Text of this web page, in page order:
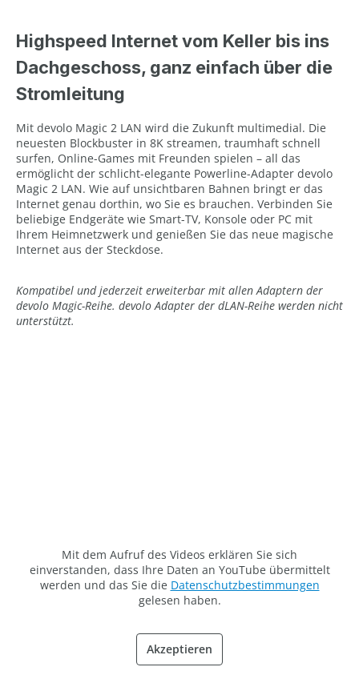
Highspeed Internet vom Keller bis ins
Dachgeschoss, ganz einfach über die
Stromleitung
Mit devolo Magic 2 LAN wird die Zukunft multimedial. Die
neuesten Blockbuster in 8K streamen, traumhaft schnell
surfen, Online-Games mit Freunden spielen – all das
ermöglicht der schlicht-elegante Powerline-Adapter devolo
Magic 2 LAN. Wie auf unsichtbaren Bahnen bringt er das
Internet genau dorthin, wo Sie es brauchen. Verbinden Sie
beliebige Endgeräte wie Smart-TV, Konsole oder PC mit
Ihrem Heimnetzwerk und genießen Sie das neue magische
Internet aus der Steckdose.
Kompatibel und jederzeit erweiterbar mit allen Adaptern der
devolo Magic-Reihe. devolo Adapter der dLAN-Reihe werden nicht
unterstützt.
Mit dem Aufruf des Videos erklären Sie sich
einverstanden, dass Ihre Daten an YouTube übermittelt
werden und das Sie die Datenschutzbestimmungen
gelesen haben.
Akzeptieren